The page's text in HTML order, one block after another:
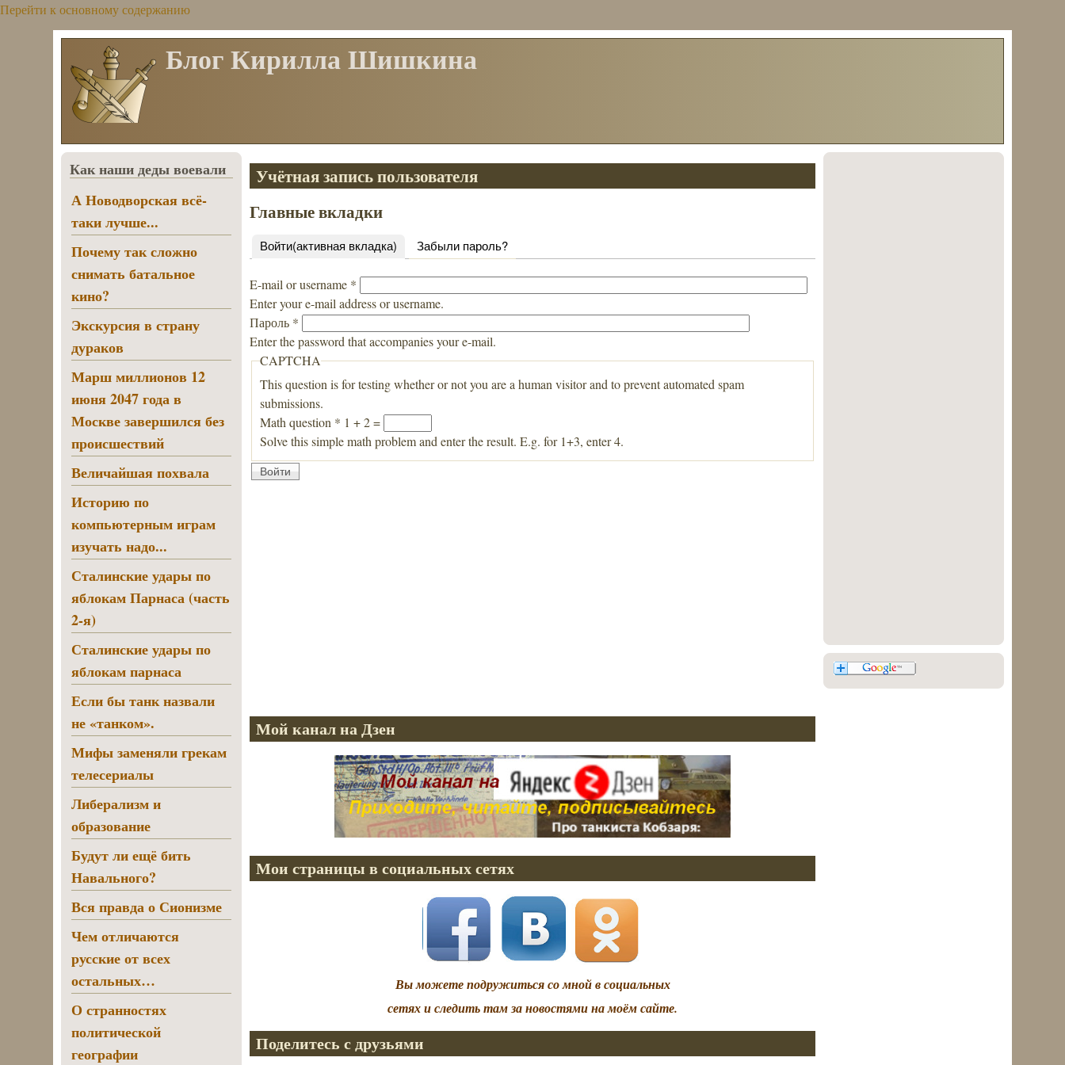
Перейти к основному содержанию
Блог Кирилла Шишкина
Учётная запись пользователя
Главные вкладки
Войти(активная вкладка) Забыли пароль?
E-mail or username *
Enter your e-mail address or username.
Пароль *
Enter the password that accompanies your e-mail.
CAPTCHA
This question is for testing whether or not you are a human visitor and to prevent automated spam
submissions.
Math question * 1 + 2 =
Solve this simple math problem and enter the result. E.g. for 1+3, enter 4.
Мой канал на Дзен
Мои страницы в социальных сетях
Вы можете подружиться со мной в социальных
сетях и следить там за новостями на моём сайте.
Поделитесь с друзьями
Как наши деды воевали
А Новодворская всё-
таки лучше...
Почему так сложно
снимать батальное
кино?
Экскурсия в страну
дураков
Марш миллионов 12
июня 2047 года в
Москве завершился без
происшествий
Величайшая похвала
Историю по
компьютерным играм
изучать надо...
Сталинские удары по
яблокам Парнаса (часть
2-я)
Сталинские удары по
яблокам парнаса
Если бы танк назвали
не «танком».
Мифы заменяли грекам
телесериалы
Либерализм и
образование
Будут ли ещё бить
Навального?
Вся правда о Сионизме
Чем отличаются
русские от всех
остальных…
О странностях
политической
географии